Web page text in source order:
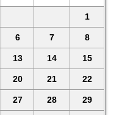
1
6 7 8
13 14 15
20 21 22
27 28 29